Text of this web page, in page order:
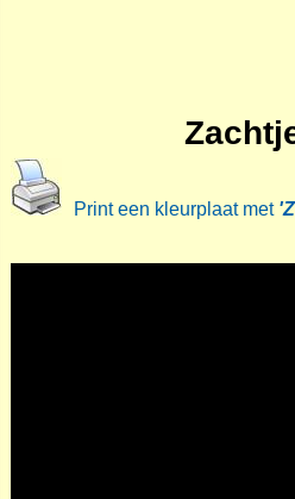
Print een kleurplaat met